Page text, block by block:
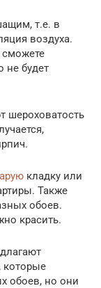
т.е. в
воздуха.
не будет
шероховатость
кладку или
Также
обоев.
красить.
которые
обоев, но они